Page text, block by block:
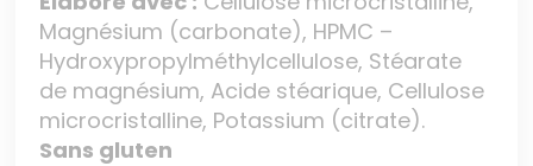
Magnésium (carbonate), HPMC –
Hydroxypropylméthylcellulose, Stéarate
de magnésium, Acide stéarique, Cellulose
microcristalline, Potassium (citrate).
Sans gluten